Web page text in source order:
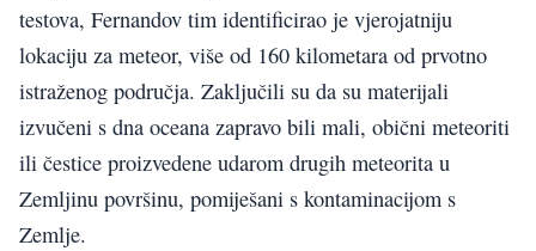
testova, Fernandov tim identificirao je vjerojatniju
lokaciju za meteor, više od 160 kilometara od prvotno
istraženog područja. Zaključili su da su materijali
izvučeni s dna oceana zapravo bili mali, obični meteoriti
ili čestice proizvedene udarom drugih meteorita u
Zemljinu površinu, pomiješani s kontaminacijom s
Zemlje.